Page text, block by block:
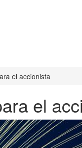
el accionista
el